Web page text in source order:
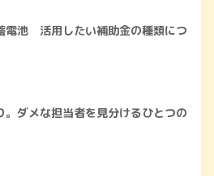
電池 活用したい補助金の種類につ
。ダメな担当者を見分けるひとつの